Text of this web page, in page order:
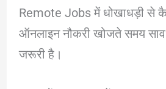
Remote Jobs में धोखाधड़ी से
ऑनलाइन नौकरी खोजते समय
जरूरी है।